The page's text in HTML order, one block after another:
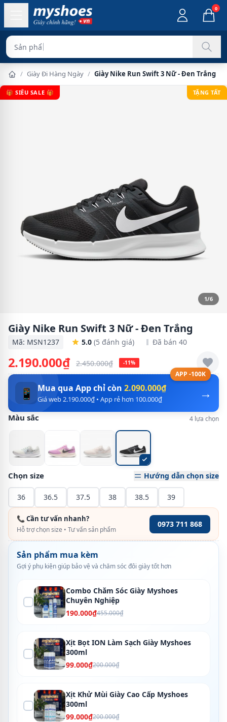
0
H
/ Giày Đi Hàng Ngày / Giày Nike Run Swift 3 Nữ - Đen Trắng
🎁 SIÊU SALE 🎁 TẶNG TẤT
1/6
Giày Nike Run Swift 3 Nữ - Đen Trắng
Mã: MSN1237 5.0 (5 đánh giá) Đã bán 40
2.190.000₫ 2.450.000₫ -11%
APP -100K
→
📱 Mua qua App chỉ còn 2.090.000₫
Giá web 2.190.000₫ • App rẻ hơn 100.000₫
Màu sắc 4 lựa chọn
Chọn size Hướng dẫn chọn size
36 36.5 37.5 38 38.5 39
📞 Cần tư vấn nhanh?
Hỗ trợ chọn size • Tư vấn sản phẩm
0973 711 868
Sản phẩm mua kèm
Gợi ý phụ kiện giúp bảo vệ và chăm sóc đôi giày tốt hơn
Combo Chăm Sóc Giày Myshoes
Chuyên Nghiệp
190.000₫455.000₫
Xịt Bọt ION Làm Sạch Giày Myshoes
300ml
99.000₫200.000₫
Xịt Khử Mùi Giày Cao Cấp Myshoes
300ml
99.000₫200.000₫